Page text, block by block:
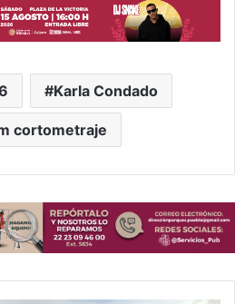
Karla Condado
cortometraje